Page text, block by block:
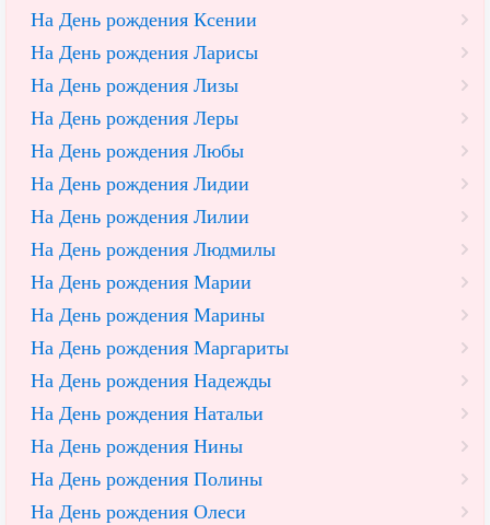
На День рождения Ксении
На День рождения Ларисы
На День рождения Лизы
На День рождения Леры
На День рождения Любы
На День рождения Лидии
На День рождения Лилии
На День рождения Людмилы
На День рождения Марии
На День рождения Марины
На День рождения Маргариты
На День рождения Надежды
На День рождения Натальи
На День рождения Нины
На День рождения Полины
На День рождения Олеси